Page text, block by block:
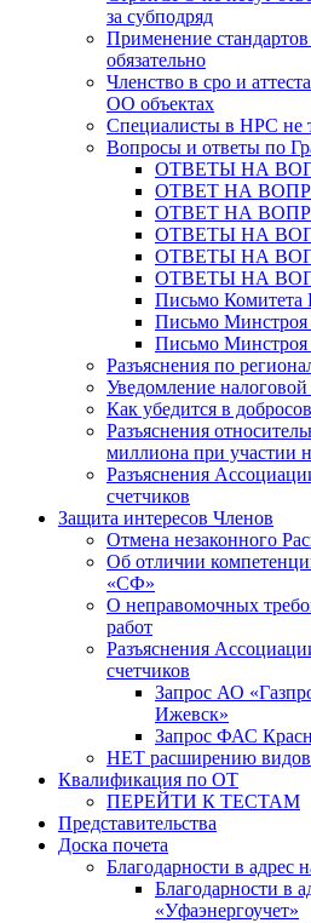
за субподряд
Применение
обязательно
Членство в сро и
ОО объектах
Специалисты в НРС не
Вопросы и ответы по
ОТВЕТЫ НА
ОТВЕТ НА
ОТВЕТ НА
ОТВЕТЫ НА
ОТВЕТЫ НА
ОТВЕТЫ НА
Письмо Комитета
Письмо Минстроя
Письмо Минстроя
Разъяснения по
Уведомление
Как убедится в
Разъяснения
миллиона при участии
Разъяснения
счетчиков
Защита интересов Членов
Отмена незаконного
Об отличии
«СФ»
О неправомочных
работ
Разъяснения
счетчиков
Запрос АО
Ижевск»
Запрос ФАС
НЕТ расширению
Квалификация по ОТ
ПЕРЕЙТИ К ТЕСТАМ
Представительства
Доска почета
Благодарности в адрес
Благодарности в
«Уфаэнергоучет»